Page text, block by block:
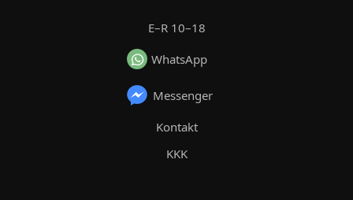
E–R 10–18
WhatsApp
Messenger
Kontakt
KKK